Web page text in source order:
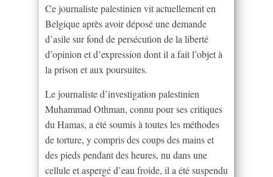
Ce journaliste palestinien vit actuellement en
Belgique après avoir déposé une demande
d’asile sur fond de persécution de la liberté
d’opinion et d’expression dont il a fait l’objet à
la prison et aux poursuites.
Le journaliste d’investigation palestinien
Muhammad Othman, connu pour ses critiques
du Hamas, a été soumis à toutes les méthodes
de torture, y compris des coups des mains et
des pieds pendant des heures, nu dans une
cellule et aspergé d’eau froide, il a été suspendu